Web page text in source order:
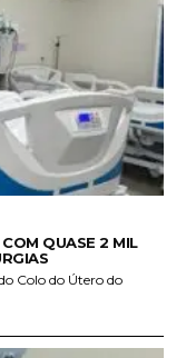
QUASE 2 MIL
Colo do Útero do